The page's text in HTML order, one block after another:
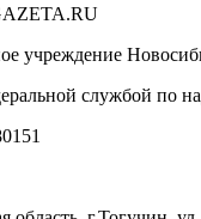
учреждение
службой по